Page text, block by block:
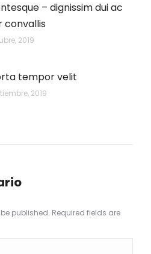
– dignissim dui ac
convallis
2019
tempor velit
2019
published. Required fields are